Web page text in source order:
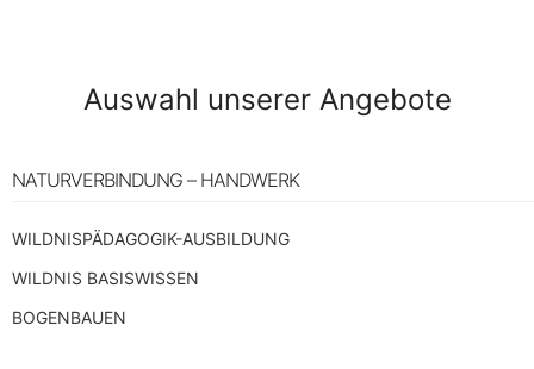
Auswahl unserer Angebote
NATURVERBINDUNG – HANDWERK
WILDNISPÄDAGOGIK-AUSBILDUNG
WILDNIS BASISWISSEN
BOGENBAUEN